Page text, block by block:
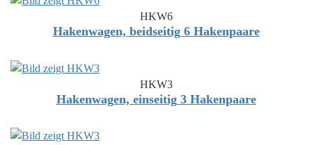
HKW6
Hakenwagen, beidseitig 6 Hakenpaare
HKW3
Hakenwagen, einseitig 3 Hakenpaare